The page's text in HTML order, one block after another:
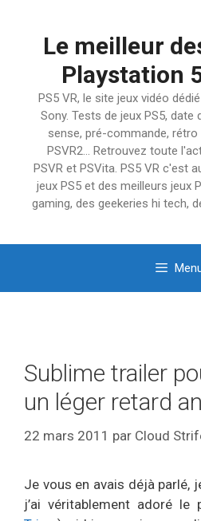
Le meilleur
Playstation
PS5 VR, le site jeux vidéo
Sony. Tests de jeux PS5,
sense, pré-commande,
PSVR2… Retrouvez toute
PSVR et PSVita. PS5 VR c'est
jeux PS5 et des meilleurs jeux
gaming, des geekeries hi tech,
Sublime trailer
un léger retard
22 mars 2011 par Cloud
Je vous en avais déjà parlé,
j’ai véritablement adoré